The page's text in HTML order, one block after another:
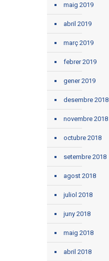
maig 2019
abril 2019
març 2019
febrer 2019
gener 2019
desembre 2018
novembre 2018
octubre 2018
setembre 2018
agost 2018
juliol 2018
juny 2018
maig 2018
abril 2018